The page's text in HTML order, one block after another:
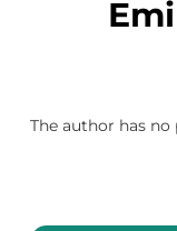
The author has